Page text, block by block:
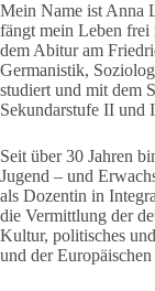
Mein Name ist Anna
fängt mein Leben frei
dem Abitur am
Germanistik,
studiert und mit dem
Sekundarstufe II und
Seit über 30 Jahren
Jugend – und
als Dozentin in
die Vermittlung der
Kultur, politisches
und der